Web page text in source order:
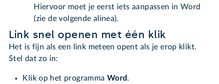
Hiervoor moet je eerst iets aanpassen in Word
(zie de volgende alinea).
Link snel openen met één klik
Het is fijn als een link meteen opent als je erop klikt.
Stel dat zo in:
Klik op het programma Word.